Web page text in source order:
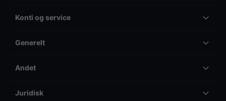
Konti og service
Generelt
Andet
Juridisk